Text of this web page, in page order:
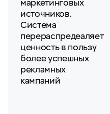
маркетинговых
источников.
Система
перераспредеаляет
ценность в пользу
более успешных
рекламных
кампаний